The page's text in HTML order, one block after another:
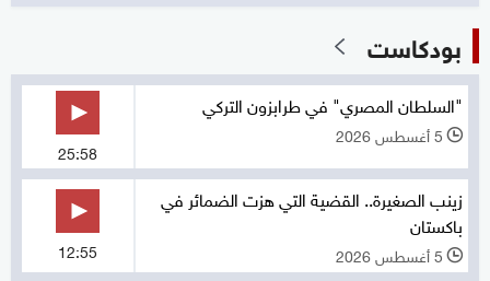
بودكاست
"السلطان المصري" في طرابزون التركي
l 5 أغسطس 2026
25:58
زينب الصغيرة.. القضية التي هزت الضمائر في
باكستان
l 5 أغسطس 2026 12:55